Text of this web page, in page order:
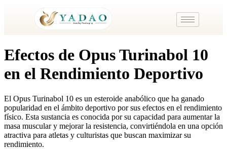
Efectos de Opus Turinabol 10
en el Rendimiento Deportivo
El Opus Turinabol 10 es un esteroide anabólico que ha ganado
popularidad en el ámbito deportivo por sus efectos en el rendimiento
físico. Esta sustancia es conocida por su capacidad para aumentar la
masa muscular y mejorar la resistencia, convirtiéndola en una opción
atractiva para atletas y culturistas que buscan maximizar su
rendimiento.